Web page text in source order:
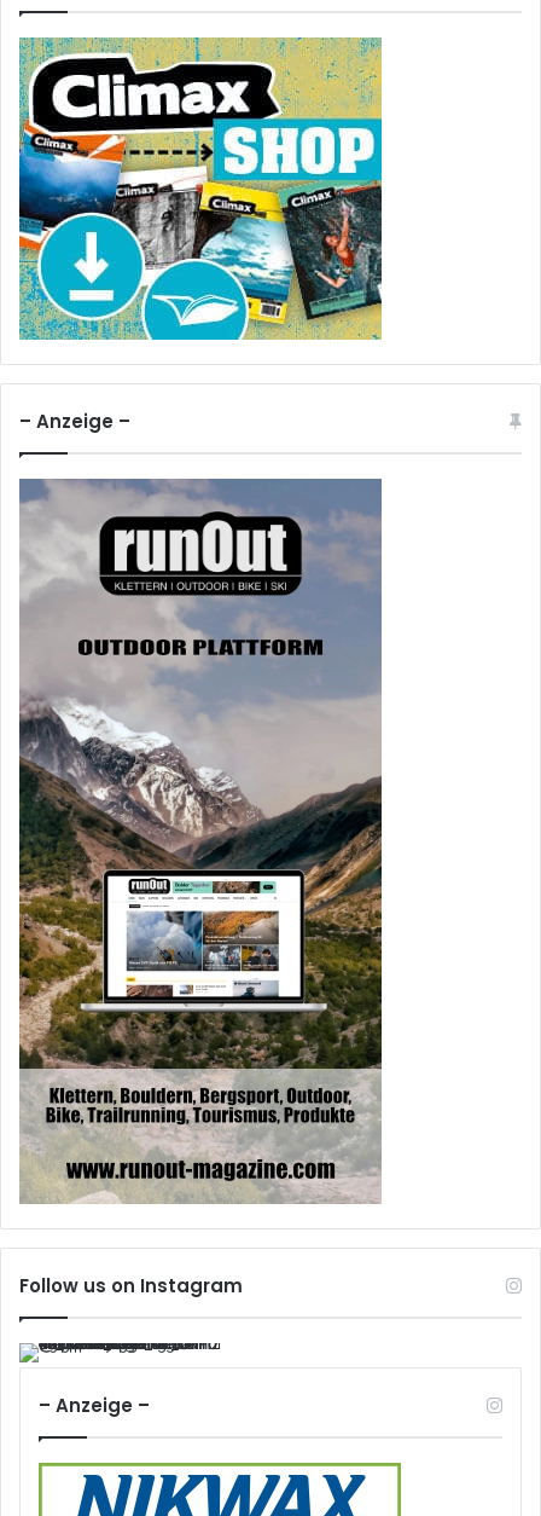
– Anzeige –
Follow us on Instagram
– Anzeige –